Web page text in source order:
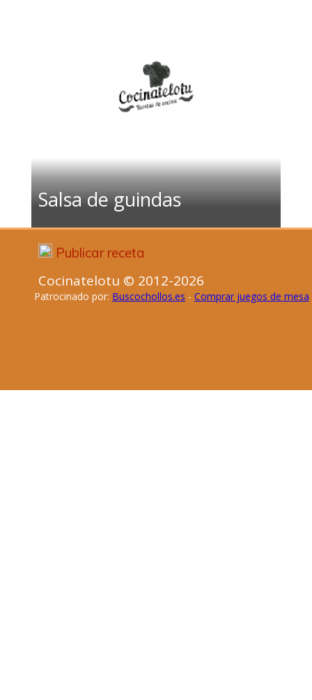
Salsa de guindas
Publicar receta
Cocinatelotu © 2012-2026
Patrocinado por: Buscochollos.es - Comprar juegos de mesa